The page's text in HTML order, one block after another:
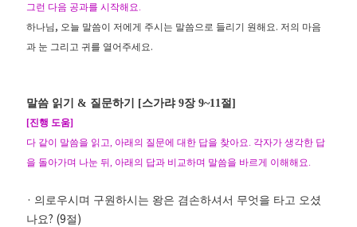
그런 다음 공과를 시작해요
하나님, 오늘 말씀이 저에게 주시는 말씀으로 들리기 원해요 . 저의 마음
과 눈 그리고 귀를 열어주세요 .
말씀 읽기& 질문하기 [스가랴9장9~11 절]
[진행 도움]
다 같이 말씀을 읽고
아래의 질문에 대한 답을 찾아요
각자가 생각한 답
을 돌아가며 나눈 뒤 아래의 답과 비교하며 말씀을 바르게 이해해요
· 의로우시며 구원하시는 왕은 겸손하셔서 무엇을 타고 오셨
나요? (9절 )